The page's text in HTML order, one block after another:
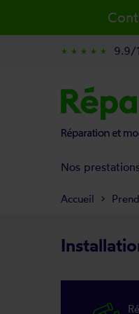
Accueil
star_rate star_rate star_rate star_rate star_rate 9.9/
Nos